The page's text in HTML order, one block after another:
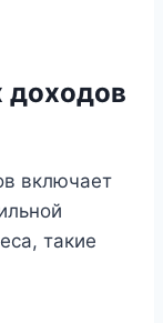
доходов
включает
такие